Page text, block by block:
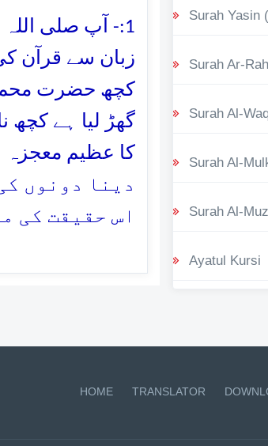
1:- آپ صلی
زبان سے قرآن
کچھ حضرت محمد
گھڑ لیا ہے کچھ
دینا دونوں
اس حقیقت کی
Surah Yasin
Surah Ar-
Surah Al-
Surah Al-
Surah Al-
Ayatul Kursi
HOME TRANSLATOR